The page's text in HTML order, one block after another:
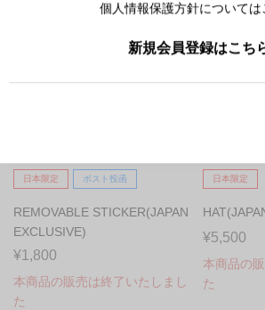
個人情報保護方針については
新規会員登録はこち
日本限定 ポスト投函
REMOVABLE STICKER(JAPAN
EXCLUSIVE)
¥1,800
本商品の販売は終了いたしまし
た
日本限定
¥5,500
本商品の
た